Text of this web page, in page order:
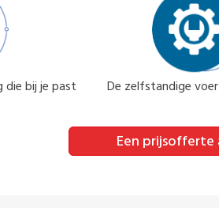
die bij je past De zelfstandige
Een prijsofferte